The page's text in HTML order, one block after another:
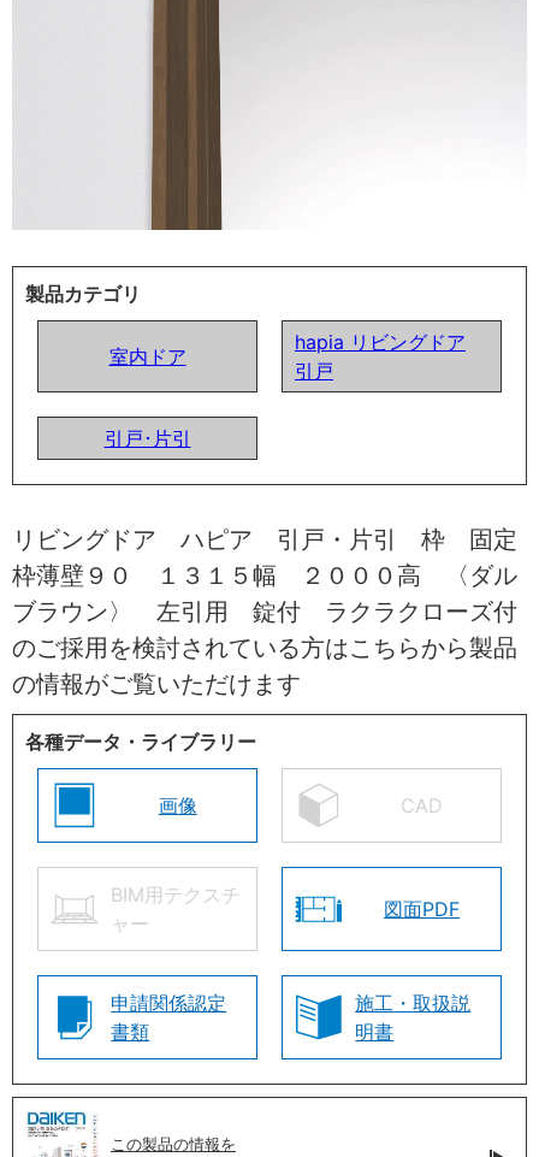
製品カテゴリ
室内ドア
hapia リビングドア
引戸
引戸･片引
リビングドア ハピア 引戸・片引 枠 固定
枠薄壁９０ １３１５幅 ２０００高 〈ダル
ブラウン〉 左引用 錠付 ラクラクローズ付
のご採用を検討されている方はこちらから製品
の情報がご覧いただけます
各種データ・ライブラリー
画像 CAD
BIM用テクスチ
ャー
図面PDF
申請関係認定
書類
施工・取扱説
明書
この製品の情報を